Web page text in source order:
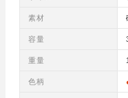
素材
容量
重量
色柄